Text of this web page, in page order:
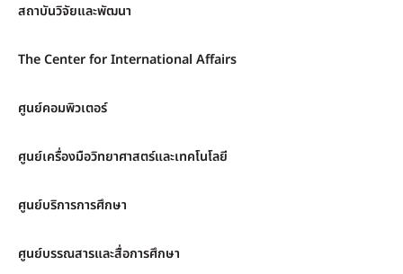
สถาบันวิจัยและพัฒนา
The Center for International Affairs
ศูนย์คอมพิวเตอร์
ศูนย์เครื่องมือวิทยาศาสตร์และเทคโนโลยี
ศูนย์บริการการศึกษา
ศูนย์บรรณสารและสื่อการศึกษา